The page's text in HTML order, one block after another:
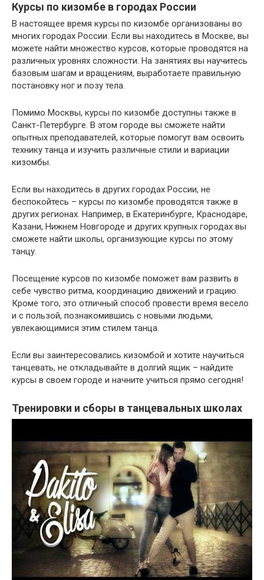
Курсы по кизомбе в городах России
В настоящее время курсы по кизомбе организованы во
многих городах России. Если вы находитесь в Москве, вы
можете найти множество курсов, которые проводятся на
различных уровнях сложности. На занятиях вы научитесь
базовым шагам и вращениям, выработаете правильную
постановку ног и позу тела.
Помимо Москвы, курсы по кизомбе доступны также в
Санкт-Петербурге. В этом городе вы сможете найти
опытных преподавателей, которые помогут вам освоить
технику танца и изучить различные стили и вариации
кизомбы.
Если вы находитесь в других городах России, не
беспокойтесь – курсы по кизомбе проводятся также в
других регионах. Например, в Екатеринбурге, Краснодаре,
Казани, Нижнем Новгороде и других крупных городах вы
сможете найти школы, организующие курсы по этому
танцу.
Посещение курсов по кизомбе поможет вам развить в
себе чувство ритма, координацию движений и грацию.
Кроме того, это отличный способ провести время весело
и с пользой, познакомившись с новыми людьми,
увлекающимися этим стилем танца.
Если вы заинтересовались кизомбой и хотите научиться
танцевать, не откладывайте в долгий ящик – найдите
курсы в своем городе и начните учиться прямо сегодня!
Тренировки и сборы в танцевальных школах